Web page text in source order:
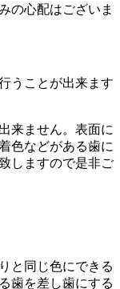
の心配はございま
うことが出来ます
来ません。表面に
色などがある歯に
しますので是非ご
と同じ色にできる
歯を差し歯にする